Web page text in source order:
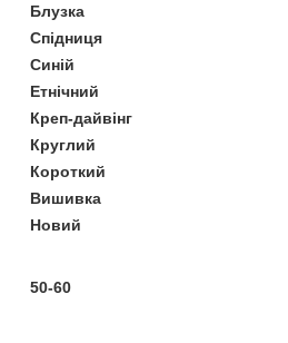
Блузка
Спідниця
Синій
Етнічний
Креп-дайвінг
Круглий
Короткий
Вишивка
Новий
50-60